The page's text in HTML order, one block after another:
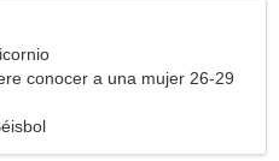
conocer a una mujer 26-29